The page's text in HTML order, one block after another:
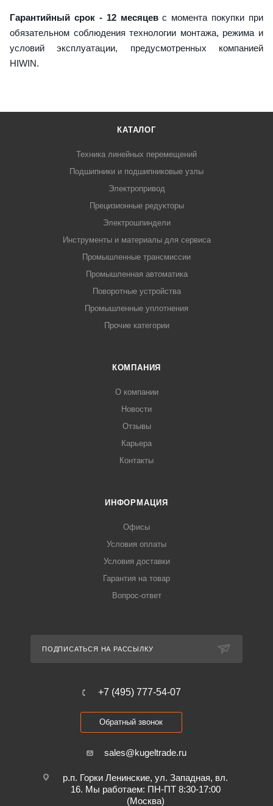
Гарантийный срок - 12 месяцевс момента покупки при
обязательном соблюдения технологии монтажа, режима и
условий эксплуатации, предусмотренных компанией
HIWIN.
КАТАЛОГ
Техника линейных перемещений
Подшипники и подшипниковые узлы
Электропривод
Прецизионные редукторы
Электрошпиндели
Инструменты и материалы для сервиса
Промышленные трансмиссии
Промышленная автоматика
Поворотные устройства
Промышленные уплотнения
Прочие категории
КОМПАНИЯ
О компании
Новости
Отзывы
Карьера
Контакты
ИНФОРМАЦИЯ
Офисы
Условия оплаты
Условия доставки
Гарантия на товар
Вопрос-ответ
ПОДПИСАТЬСЯ НА РАССЫЛКУ
+7 (495) 777-54-07
Обратный звонок
sales@kugeltrade.ru
р.п. Горки Ленинские, ул. Западная, вл.
16. Мы работаем: ПН-ПТ 8:30-17:00
(Москва)